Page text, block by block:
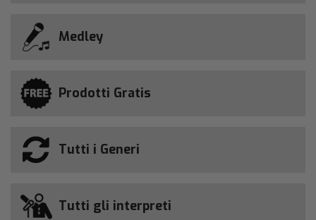
Medley
Prodotti Gratis
Tutti i Generi
Tutti gli interpreti